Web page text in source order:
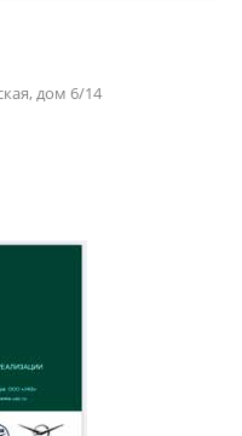
дом 6/14